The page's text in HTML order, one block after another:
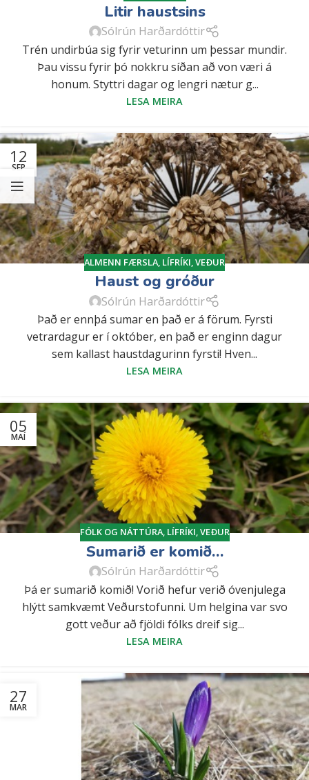
Litir haustsins
Sólrún Harðardóttir
Trén undirbúa sig fyrir veturinn um þessar mundir.
Þau vissu fyrir þó nokkru síðan að von væri á
honum. Styttri dagar og lengri nætur g...
LESA MEIRA
12
SEP
ALMENN FÆRSLA LÍFRÍKI VEÐUR
Haust og gróður
Sólrún Harðardóttir
Það er ennþá sumar en það er á förum. Fyrsti
vetrardagur er í október, en það er enginn dagur
sem kallast haustdagurinn fyrsti! Hven...
LESA MEIRA
05
MAÍ
FÓLK OG NÁTTÚRA, LÍFRÍKI,VEÐUR
Sumarið er komið…
Sólrún Harðardóttir
Þá er sumarið komið! Vorið hefur verið óvenjulega
hlýtt samkvæmt Veðurstofunni. Um helgina var svo
gott veður að fjöldi fólks dreif sig...
LESA MEIRA
27
MAR